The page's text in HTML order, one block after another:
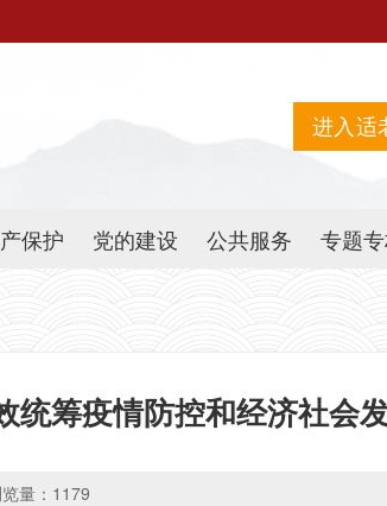
进入适
保护 党的建设 公共服务 专题
统筹疫情防控和经济社会
量： 1179